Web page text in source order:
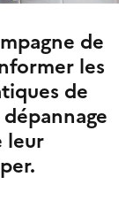
de
les
de
leur